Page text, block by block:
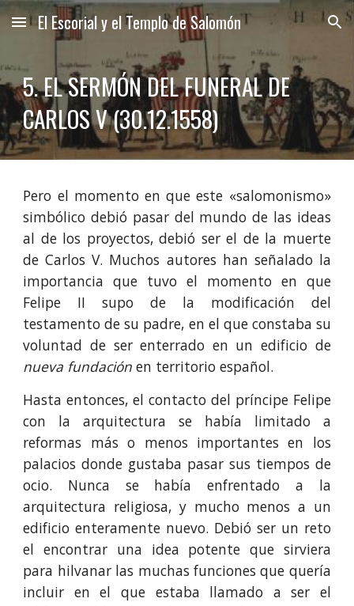
Skip to main content Skip to navigation
El Escorial y el Templo de Salomón
5. EL SERMÓN DEL FUNERAL DE
CARLOS V (30.12.1558)
Pero el momento en que este «salomonismo»
simbólico debió pasar del mundo de las ideas
al de los proyectos, debió ser el de la muerte
de Carlos V. Muchos autores han señalado la
importancia que tuvo el momento en que
Felipe II supo de la modificación del
testamento de su padre, en el que constaba su
voluntad de ser enterrado en un edificio de
nueva fundación en territorio español.
Hasta entonces, el contacto del príncipe Felipe
con la arquitectura se había limitado a
reformas más o menos importantes en los
palacios donde gustaba pasar sus tiempos de
ocio. Nunca se había enfrentado a la
arquitectura religiosa, y mucho menos a un
edificio enteramente nuevo. Debió ser un reto
el encontrar una idea potente que sirviera
para hilvanar las muchas funciones que quería
incluir en el que estaba llamado a ser el